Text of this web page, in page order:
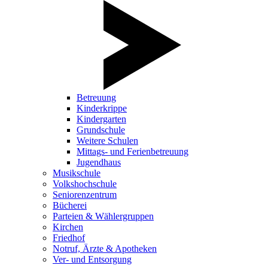
Betreuung
Kinderkrippe
Kindergarten
Grundschule
Weitere Schulen
Mittags- und Ferienbetreuung
Jugendhaus
Musikschule
Volkshochschule
Seniorenzentrum
Bücherei
Parteien & Wählergruppen
Kirchen
Friedhof
Notruf, Ärzte & Apotheken
Ver- und Entsorgung